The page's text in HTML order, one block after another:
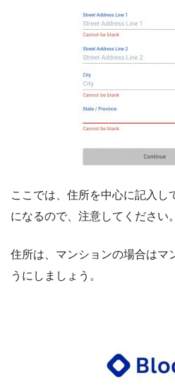
ここでは、住所を中心に記入し
になるので、注意してください。
住所は、マンションの場合はマ
うにしましょう。